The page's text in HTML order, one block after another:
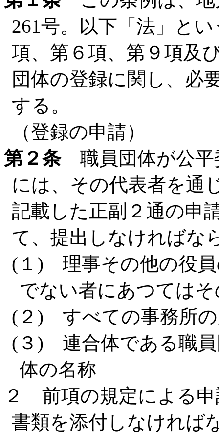
261号。以下「法」と
項、第６項、第９項及
団体の登録に関し、必
する。
（登録の申請）
第２条職員団体が公平
には、その代表者を通
記載した正副２通の申
て、提出しなければな
(１) 理事その他の役員
でない者にあつては
(２) すべての事務所
(３) 連合体である職員
体の名称
２ 前項の規定による
書類を添付しなければ